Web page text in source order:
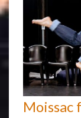
Moissac